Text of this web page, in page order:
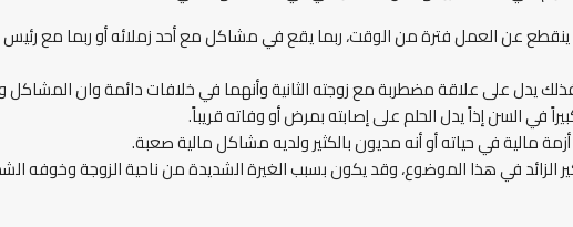
عن العمل فترة من الوقت، ربما يقع في مشاكل مع أحد زملائه أو ربما مع
فذلك يدل على علاقة مضطربة مع زوجته الثانية وأنهما في خلافات دائمة وان
في السن إذاً يدل الحلم على إصابته بمرض أو وفاته قريباً.
مالية في حياته أو أنه مديون بالكثير ولديه مشاكل مالية صعبة.
في هذا الموضوع، وقد يكون بسبب الغيرة الشديدة من ناحية الزوجة وخوفه